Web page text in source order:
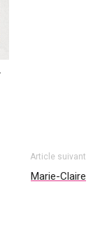
Article suivant
Marie-Claire